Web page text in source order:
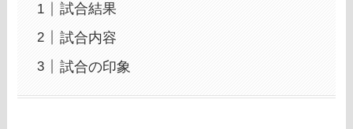
試合結果
試合内容
試合の印象